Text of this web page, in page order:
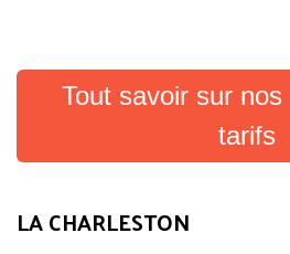
Tout savoir sur
tarifs
LA CHARLESTON